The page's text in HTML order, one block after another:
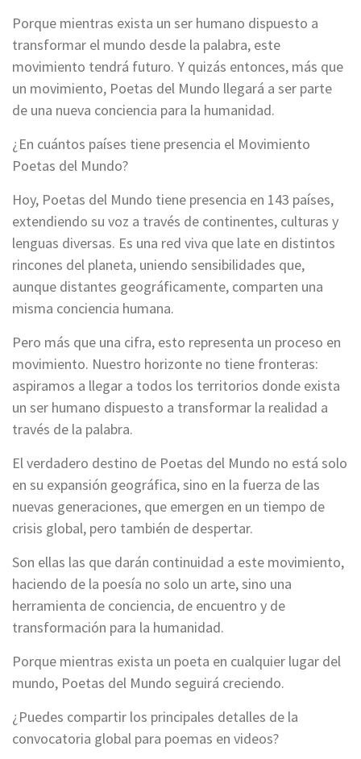
Porque mientras exista un ser humano dispuesto a
transformar el mundo desde la palabra, este
movimiento tendrá futuro. Y quizás entonces, más que
un movimiento, Poetas del Mundo llegará a ser parte
de una nueva conciencia para la humanidad.
¿En cuántos países tiene presencia el Movimiento
Poetas del Mundo?
Hoy, Poetas del Mundo tiene presencia en 143 países,
extendiendo su voz a través de continentes, culturas y
lenguas diversas. Es una red viva que late en distintos
rincones del planeta, uniendo sensibilidades que,
aunque distantes geográficamente, comparten una
misma conciencia humana.
Pero más que una cifra, esto representa un proceso en
movimiento. Nuestro horizonte no tiene fronteras:
aspiramos a llegar a todos los territorios donde exista
un ser humano dispuesto a transformar la realidad a
través de la palabra.
El verdadero destino de Poetas del Mundo no está solo
en su expansión geográfica, sino en la fuerza de las
nuevas generaciones, que emergen en un tiempo de
crisis global, pero también de despertar.
Son ellas las que darán continuidad a este movimiento,
haciendo de la poesía no solo un arte, sino una
herramienta de conciencia, de encuentro y de
transformación para la humanidad.
Porque mientras exista un poeta en cualquier lugar del
mundo, Poetas del Mundo seguirá creciendo.
¿Puedes compartir los principales detalles de la
convocatoria global para poemas en videos?